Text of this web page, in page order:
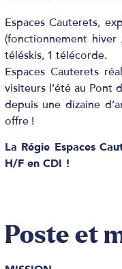
Espaces Cauterets,
(fonctionnement
téléskis, 1 télécorde.
Espaces Cauterets
visiteurs l’été au Pont
depuis une dizaine
offre !
La Régie Espaces
H/F en CDI !
Poste et